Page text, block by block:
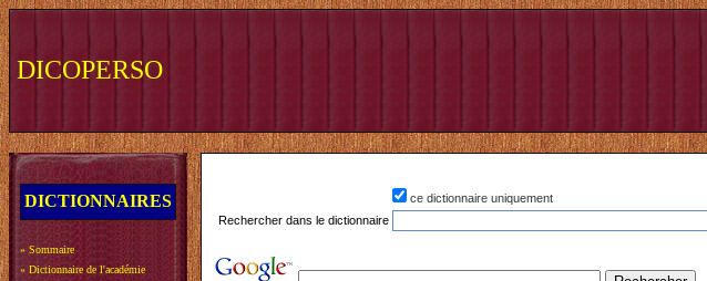
DICOPERSO
DICTIONNAIRES
» Sommaire
» Dictionnaire de l'académie
ce dictionnaire uniquement
Rechercher dans le dictionnaire